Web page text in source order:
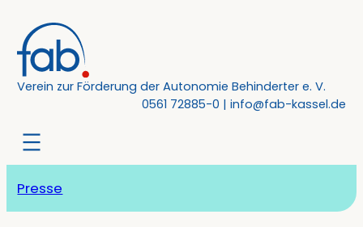
Inhalt
springen
Verein zur Förderung der Autonomie Behinderter e. V.
0561 72885-0 | info@fab-kassel.de
Presse